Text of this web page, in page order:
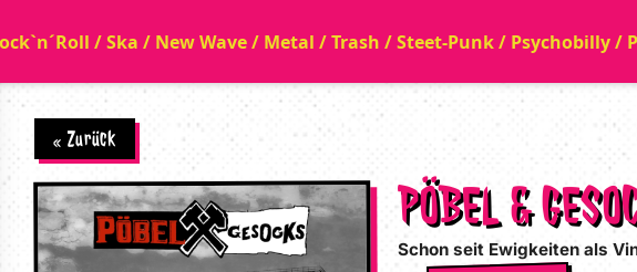
/ Ska / New Wave / Metal / Trash / Steet-Punk / Psychobilly /
« Zurück
PÖBEL &
Schon seit Ewigkeiten als